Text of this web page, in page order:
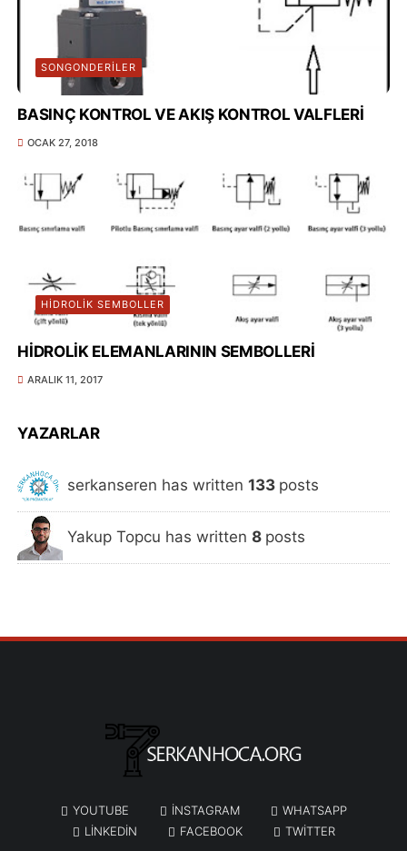
SONGONDERILER
BASINÇ KONTROL VE AKIŞ KONTROL VALFLERİ
OCAK 27, 2018
HİDROLİK SEMBOLLER
HİDROLİK ELEMANLARININ SEMBOLLERİ
ARALIK 11, 2017
YAZARLAR
serkanseren has written133 posts
Yakup Topcu has written8 posts
YOUTUBE INSTAGRAM
WHATSAPP
LINKEDIN
FACEBOOK TWITTER